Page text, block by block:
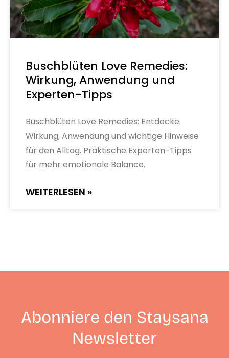
Buschblüten Love Remedies:
Wirkung, Anwendung und
Experten-Tipps
Buschblüten Love Remedies: Entdecke
Wirkung, Anwendung und wichtige Hinweise
für den Alltag. Praktische Experten-Tipps
für mehr emotionale Balance.
WEITERLESEN »
Abonniere den Staysana
Newsletter